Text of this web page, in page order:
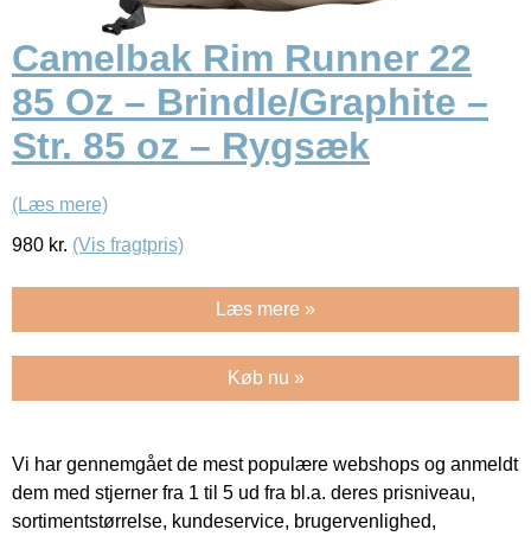
Camelbak Rim Runner 22
85 Oz – Brindle/Graphite –
Str. 85 oz – Rygsæk
(Læs mere)
980 kr. (Vis fragtpris)
Læs mere »
Køb nu »
Vi har gennemgået de mest populære webshops og anmeldt
dem med stjerner fra 1 til 5 ud fra bl.a. deres prisniveau,
sortimentstørrelse, kundeservice, brugervenlighed,